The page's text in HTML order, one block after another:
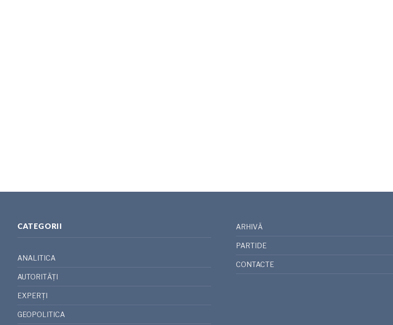
CATEGORII
ANALITICA
AUTORITĂȚI
EXPERȚI
GEOPOLITICA
ARHIVĂ
PARTIDE
CONTACTE